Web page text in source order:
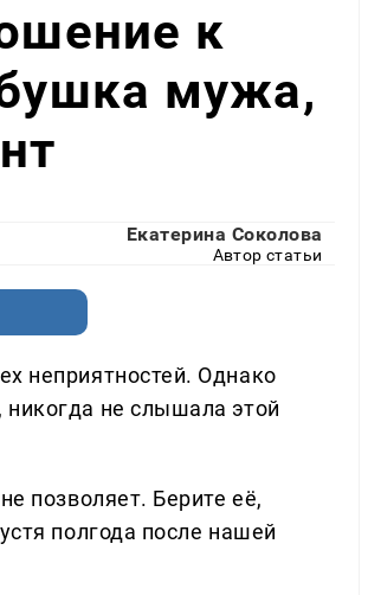
к
мужа,
Екатерина Соколова
Автор статьи
неприятностей. Однако
не слышала этой
позволяет. Берите её,
полгода после нашей